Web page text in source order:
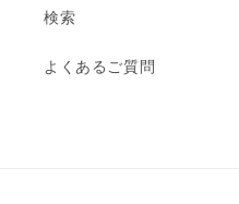
検索
よくあるご質問